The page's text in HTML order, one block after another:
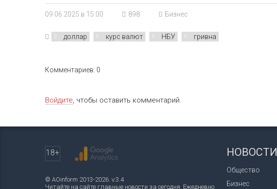
09.06.2025 в 15:00 898 Бизнес
доллар курс валют НБУ гривна
Комментариев: 0
Войдите, чтобы оставить комментарий.
18+
© AOinform 2013-2026. v.3.4
Читайте на сайте главные новости за сегодня. Ежедневно
НОВОСТИ
Общество
Бизнес